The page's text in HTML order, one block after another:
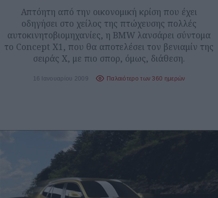
Απτόητη από την οικονομική κρίση που έχει
οδηγήσει στο χείλος της πτώχευσης πολλές
αυτοκινητοβιομηχανίες, η ΒMW λανσάρει σύντομα
το Concept X1, που θα αποτελέσει τον βενιαμίν της
σειράς Χ, με πιο σπορ, όμως, διάθεση.
16 Ιανουαρίου 2009 Παλαιότερο των 360 ημερών